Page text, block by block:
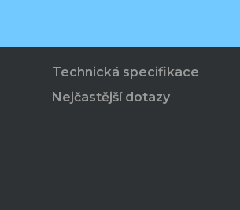
Technická specifikace
Nejčastější dotazy